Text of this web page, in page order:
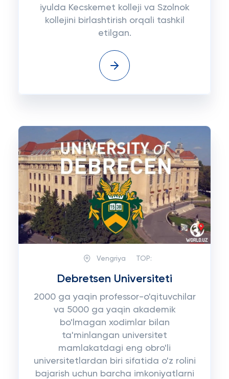
iyulda Kecskemet kolleji va Szolnok
kollejini birlashtirish orqali tashkil
etilgan.
Vengriya TOP:
Debretsen Universiteti
2000 ga yaqin professor-o'qituvchilar
va 5000 ga yaqin akademik
bo'lmagan xodimlar bilan
ta'minlangan universitet
mamlakatdagi eng obro'li
universitetlardan biri sifatida o'z rolini
bajarish uchun barcha imkoniyatlarni